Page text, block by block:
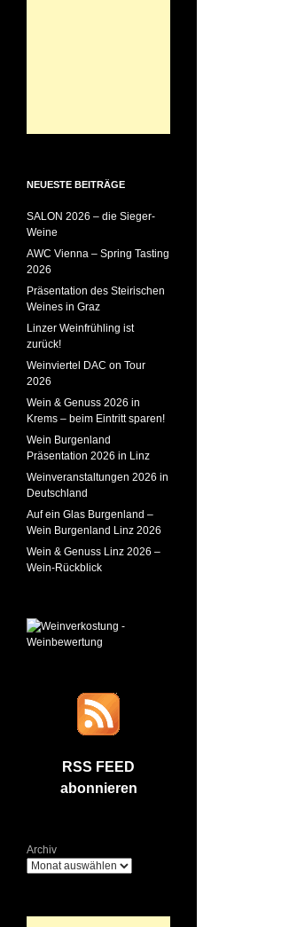
NEUESTE BEITRÄGE
SALON 2026 – die Sieger-
Weine
AWC Vienna – Spring Tasting
2026
Präsentation des Steirischen
Weines in Graz
Linzer Weinfrühling ist
zurück!
Weinviertel DAC on Tour
2026
Wein & Genuss 2026 in
Krems – beim Eintritt sparen!
Wein Burgenland
Präsentation 2026 in Linz
Weinveranstaltungen 2026 in
Deutschland
Auf ein Glas Burgenland –
Wein Burgenland Linz 2026
Wein & Genuss Linz 2026 –
Wein-Rückblick
RSS FEED
abonnieren
Archiv